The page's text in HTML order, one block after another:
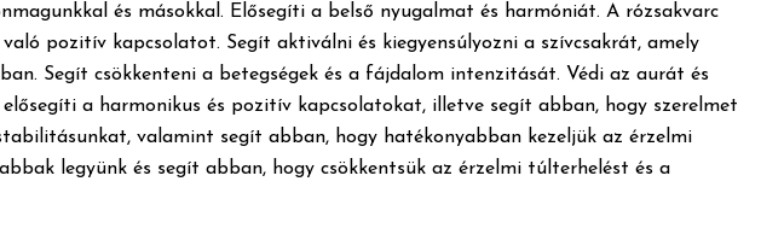
és másokkal. Elősegíti a belső nyugalmat és harmóniát. A rózsakvarc
pozitív kapcsolatot. Segít aktiválni és kiegyensúlyozni a szívcsakrát, amely
Segít csökkenteni a betegségek és a fájdalom intenzitását. Védi az aurát és
a harmonikus és pozitív kapcsolatokat, illetve segít abban, hogy szerelmet
valamint segít abban, hogy hatékonyabban kezeljük az érzelmi
legyünk és segít abban, hogy csökkentsük az érzelmi túlterhelést és a